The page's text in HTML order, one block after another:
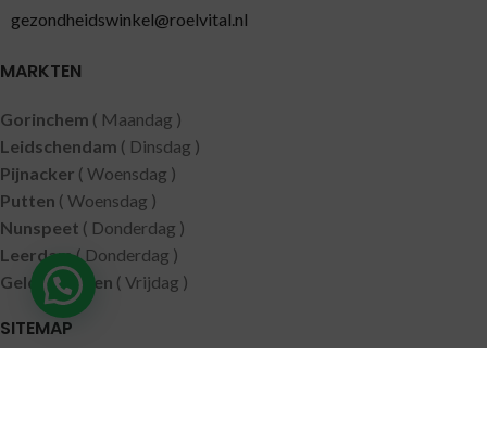
gezondheidswinkel@roelvital.nl
MARKTEN
Gorinchem ( Maandag )
Leidschendam ( Dinsdag )
Pijnacker ( Woensdag )
Putten ( Woensdag )
Nunspeet ( Donderdag )
Leerdam( Donderdag )
Geldermalsen ( Vrijdag )
SITEMAP